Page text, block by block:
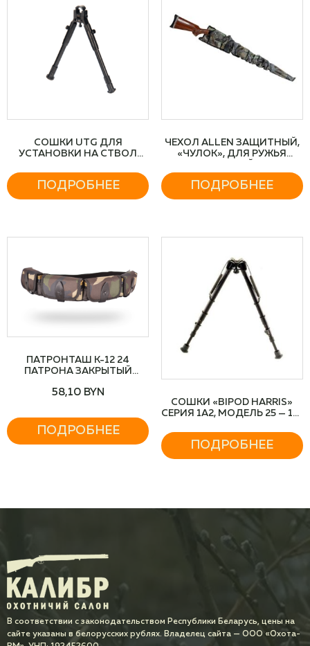
СОШКИ UTG ДЛЯ
УСТАНОВКИ НА СТВОЛ
ПОДРОБНЕЕ
ЧЕХОЛ ALLEN ЗАЩИТНЫЙ,
«ЧУЛОК», ДЛЯ РУЖЬЯ
ПОДРОБНЕЕ
ПАТРОНТАШ К-12 24
ПАТРОНА ЗАКРЫТЫЙ
58,10 BYN
ПОДРОБНЕЕ
СОШКИ «BIPOD HARRIS»
СЕРИЯ 1А2, МОДЕЛЬ 25 — 12-
ПОДРОБНЕЕ
В соответствии с законодательством Республики Беларусь, цены на
сайте указаны в белорусских рублях. Владелец сайта — ООО «Охота-